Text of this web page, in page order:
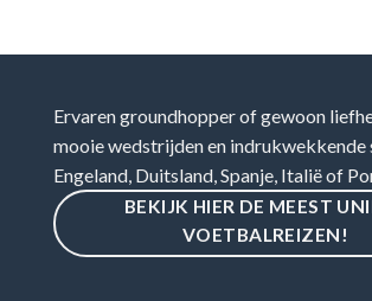
Ervaren groundhopper of gewoon
mooie wedstrijden en indrukwekkende
Engeland, Duitsland, Spanje, Italië of
BEKIJK HIER DE MEEST
VOETBALREIZEN!